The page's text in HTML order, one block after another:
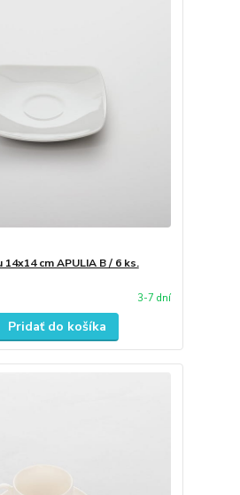
cm APULIA B / 6 ks.
3-7 dní
Pridať do košíka